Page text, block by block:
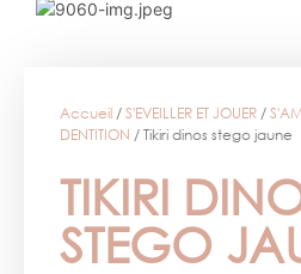
Accueil /S'EVEILLER ET JOUER /
DENTITION / Tikiri dinos stego jaune
TIKIRI
STEGO